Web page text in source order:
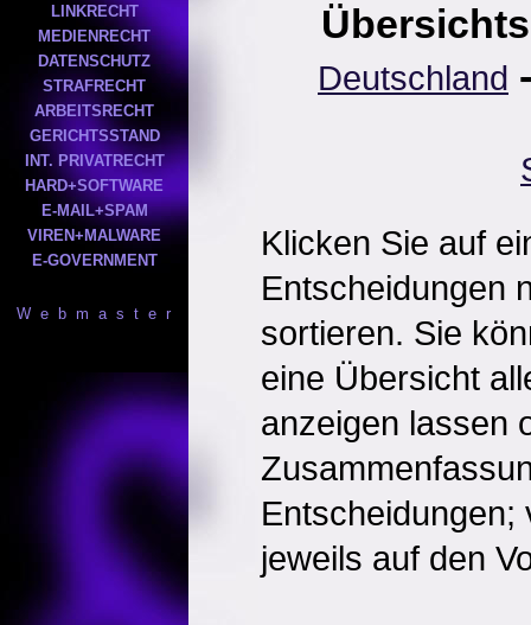
LINKRECHT
MEDIENRECHT
DATENSCHUTZ
STRAFRECHT
ARBEITSRECHT
GERICHTSSTAND
INT. PRIVATRECHT
HARD+SOFTWARE
E-MAIL+SPAM
VIREN+MALWARE
E-GOVERNMENT
W e b m a s t e r
Deutschland
Klicken Sie auf
Entscheidungen
sortieren. Sie
eine Übersicht
anzeigen lassen
Entscheidungen;
jeweils auf den